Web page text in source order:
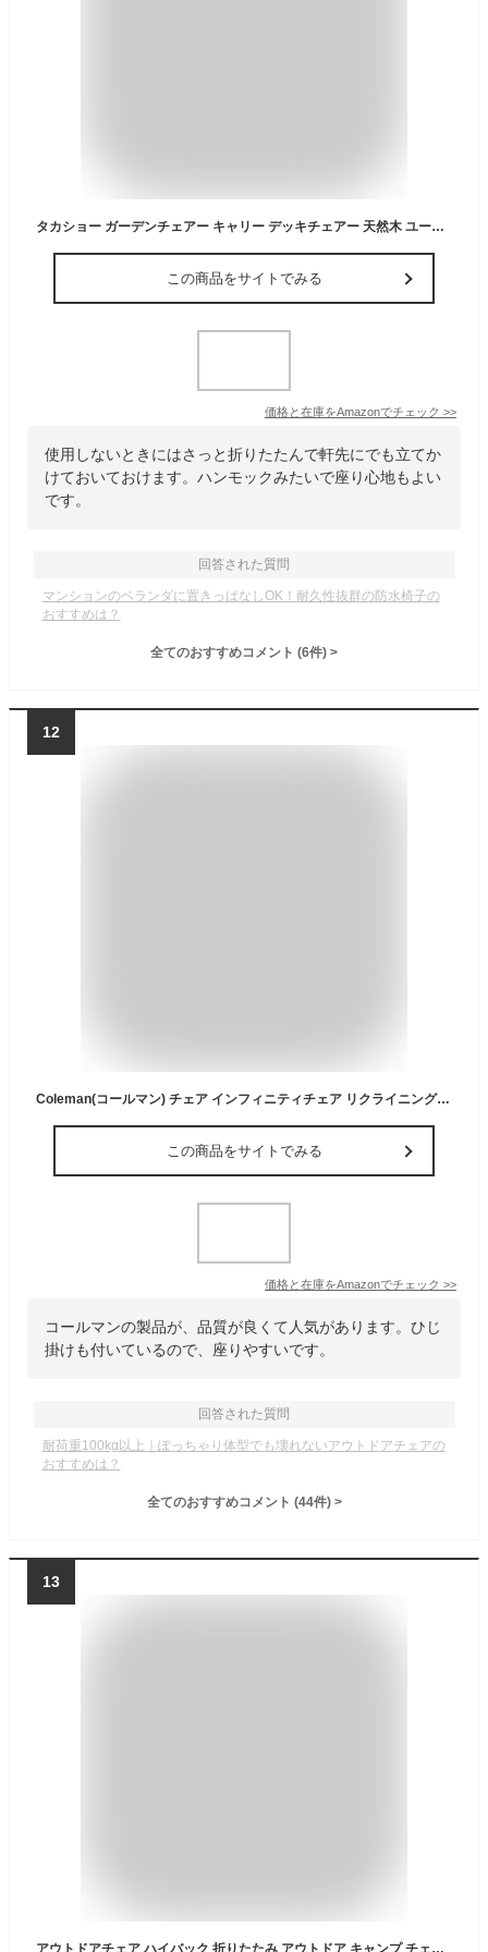
タカショー ガーデンチェアー キャリー デッキチェアー 天然木 ユーカリ MWF 折りたたみ式 耐久性に優れているユーカリ材 MWF-33C
この商品をサイトでみる
価格と在庫をAmazonでチェック >>
使用しないときにはさっと折りたたんで軒先にでも立てか
けておいておけます。ハンモックみたいで座り心地もよい
です。
回答された質問
マンションのベランダに置きっぱなしOK！耐久性抜群の防水椅子の
おすすめは？
全てのおすすめコメント (6件) >
12
Coleman(コールマン) チェア インフィニティチェア リクライニング 折りたたみ 3秒設営 折りたたみ キャンプ 耐荷重100kg 簡単設営 リクライニング機能 コンパクト収納 持ち運び可能
この商品をサイトでみる
価格と在庫をAmazonでチェック >>
コールマンの製品が、品質が良くて人気があります。ひじ
掛けも付いているので、座りやすいです。
回答された質問
耐荷重100kg以上｜ぽっちゃり体型でも壊れないアウトドアチェアの
おすすめは？
全てのおすすめコメント (44件) >
13
アウトドアチェア ハイバック 折りたたみ アウトドア キャンプ チェア 椅子 イス キャンプ用品 アウトドア用品 キャンプ道具 折り畳み椅子 キャンプ用椅子 おしゃれ いす 人気 おりたたみ コンパクト ソロキャンプ バーベキュー 防災 収納袋付き LAD WEATHER ラドウェザー